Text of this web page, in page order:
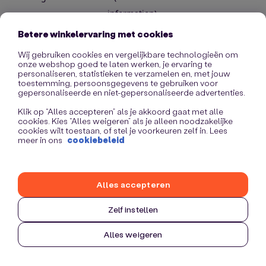
information).
Betere winkelervaring met cookies
Wij gebruiken cookies en vergelijkbare technologieën om
onze webshop goed te laten werken, je ervaring te
personaliseren, statistieken te verzamelen en, met jouw
toestemming, persoonsgegevens te gebruiken voor
gepersonaliseerde en niet-gepersonaliseerde advertenties.
Klik op “Alles accepteren” als je akkoord gaat met alle
cookies. Kies “Alles weigeren” als je alleen noodzakelijke
cookies wilt toestaan, of stel je voorkeuren zelf in. Lees
meer in ons cookiebeleid
Zelf instellen
Alles weigeren
Alles accepteren